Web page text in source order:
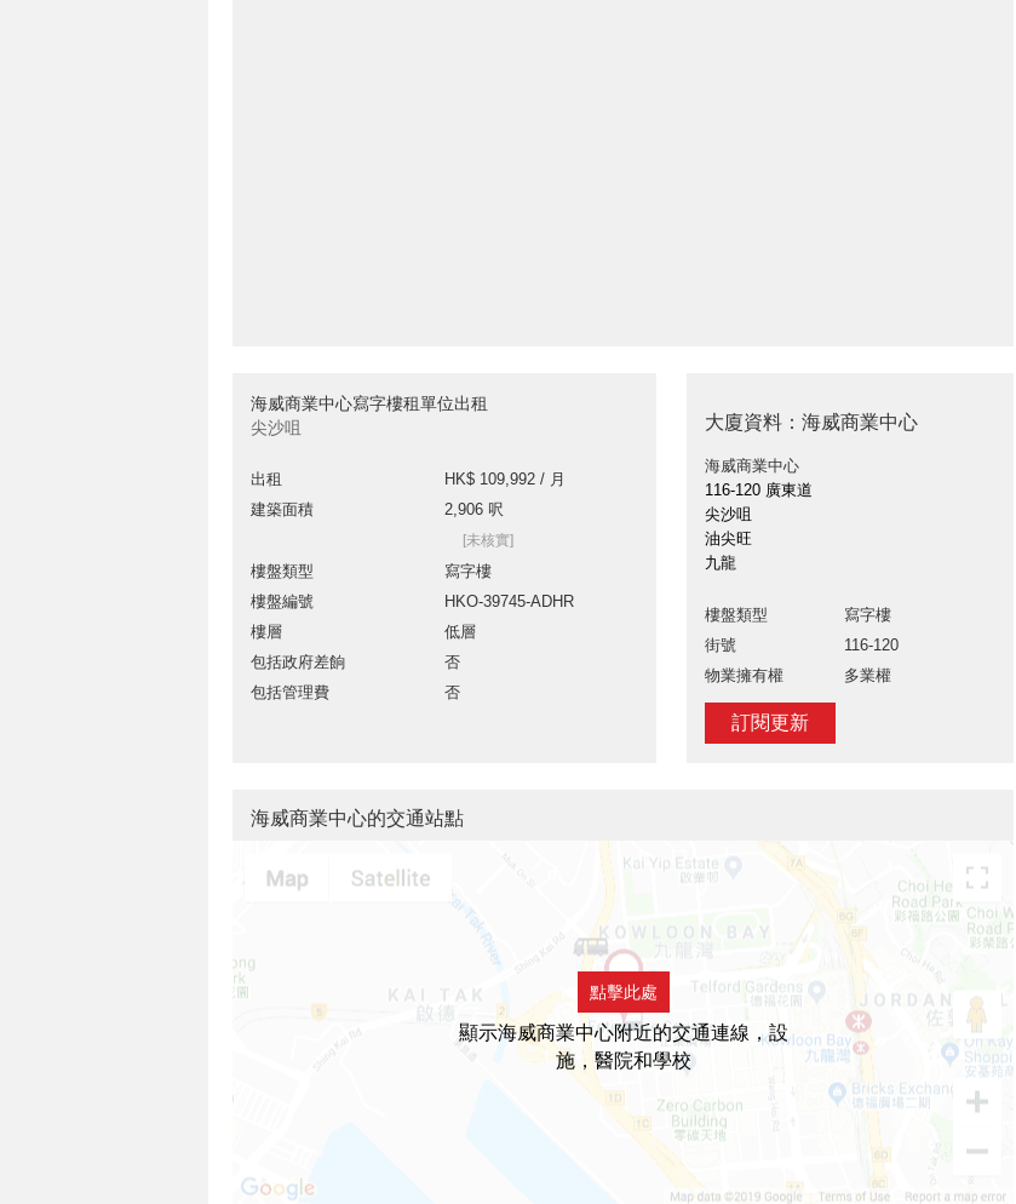
海威商業中心寫字樓租單位出租
尖沙咀
出租
HK$ 109,992 / 月
建築面積
2,906 呎
[未核實]
樓盤類型
寫字樓
樓盤編號
HKO-39745-ADHR
樓層
低層
包括政府差餉
否
包括管理費
否
大廈資料：海威商業中心
海威商業中心
116-120 廣東道
尖沙咀
油尖旺
九龍
樓盤類型
寫字樓
街號
116-120
物業擁有權
多業權
訂閱更新
海威商業中心的交通站點
點擊此處
顯示海威商業中心附近的交通連線，設
施，醫院和學校